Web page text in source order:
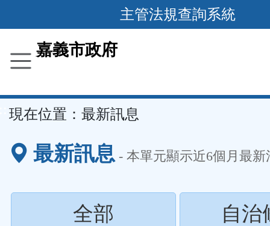
內
容
主管法規查詢系統
嘉義市政府
現在位置： 最新訊息
最新訊息 - 本單元顯示近6個月最新
全部 自治